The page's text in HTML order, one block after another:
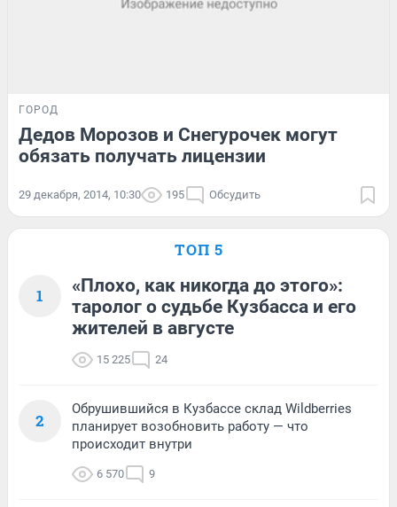
ГОРОД
Дедов Морозов и Снегурочек могут
обязать получать лицензии
29 декабря, 2014, 10:30 195 Обсудить
ТОП 5
1
«Плохо, как никогда до этого»:
таролог о судьбе Кузбасса и его
жителей в августе
15 225 24
2
Обрушившийся в Кузбассе склад Wildberries
планирует возобновить работу — что
происходит внутри
6 570 9